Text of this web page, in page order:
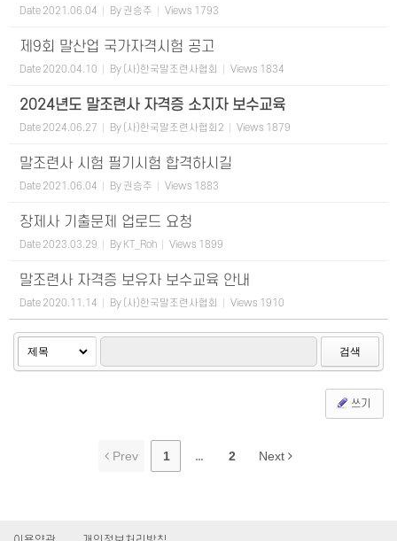
Date 2021.06.04 By 권승주 Views 1793
제9회 말산업 국가자격시험 공고
Date 2020.04.10 By (사)한국말조련사협회 Views 1834
2024년도 말조련사 자격증 소지자 보수교육
Date 2024.06.27 By (사)한국말조련사협회2 Views 1879
말조련사 시험 필기시험 합격하시길
Date 2021.06.04 By 권승주 Views 1883
장제사 기출문제 업로드 요청
Date 2023.03.29 By KT_Roh Views 1899
말조련사 자격증 보유자 보수교육 안내
Date 2020.11.14 By (사)한국말조련사협회 Views 1910
검색
쓰기
Prev 1 ... 2 Next